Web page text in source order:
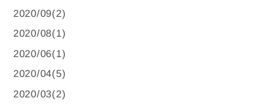
2020/09(2)
2020/08(1)
2020/06(1)
2020/04(5)
2020/03(2)